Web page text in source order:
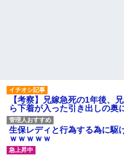
私「初めて飲む味だけどなん
のお茶？」彼「ちっ！」私「」
【GIF】JSのカンチョーワロ
タ
後続車にクラクションを鳴ら
され彼氏が逆切れ。「何クラク
ション鳴らしてんだ！降りてこ
【考察】兄嫁急死の1年後、
ら下着が入った引き出しの奥
生保レディと行為する為に駆
ｗｗｗｗｗ